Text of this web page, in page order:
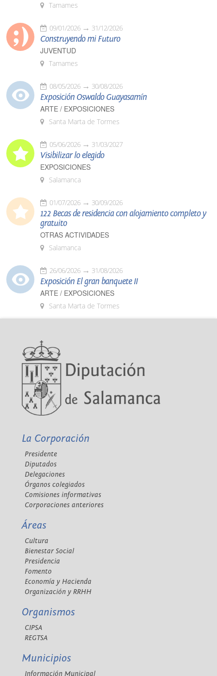
Tamames
09/01/2026 31/12/2026
Construyendo mi Futuro
JUVENTUD
Tamames
08/05/2026 30/08/2026
Exposición Oswaldo Guayasamín
ARTE / EXPOSICIONES
Santa Marta de Tormes
05/06/2026 31/03/2027
Visibilizar lo elegido
EXPOSICIONES
Salamanca
01/07/2026 30/09/2026
122 Becas de residencia con alojamiento completo y
gratuito
OTRAS ACTIVIDADES
Salamanca
26/06/2026 31/08/2026
Exposición El gran banquete II
ARTE / EXPOSICIONES
Santa Marta de Tormes
La Corporación
Presidente
Diputados
Delegaciones
Órganos colegiados
Comisiones informativas
Corporaciones anteriores
Áreas
Cultura
Bienestar Social
Presidencia
Fomento
Economía y Hacienda
Organización y RRHH
Organismos
CIPSA
REGTSA
Municipios
Información Municipal